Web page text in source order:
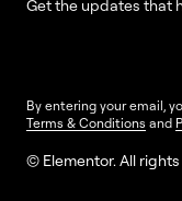
Get the updates that
By entering your email,
Terms & Conditions and
© Elementor. All